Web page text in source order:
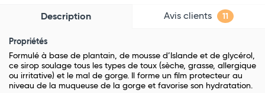
Description Avis clients 11
Propriétés
Formulé à base de plantain, de mousse d’Islande et de glycérol,
ce sirop soulage tous les types de toux (sèche, grasse, allergique
ou irritative) et le mal de gorge. Il forme un film protecteur au
niveau de la muqueuse de la gorge et favorise son hydratation.